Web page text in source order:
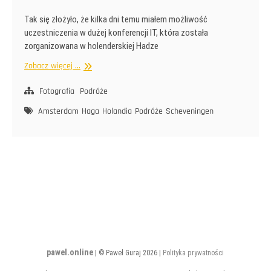
Tak się złożyło, że kilka dni temu miałem możliwość
uczestniczenia w dużej konferencji IT, która została
zorganizowana w holenderskiej Hadze
Zobacz więcej ... Nad
Północnym
Fotografia
Podróże
Amsterdam Haga Holandia Podróże Scheveningen
pawel.online | © Paweł Guraj 2026 | Polityka prywatności